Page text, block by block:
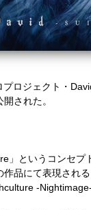
ロジェクト・
された。
」というコンセプ
品にて表現され
-